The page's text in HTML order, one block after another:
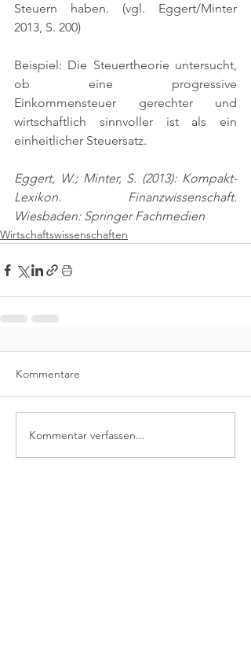
Steuern haben. (vgl. Eggert/Minter
2013, S. 200)
Beispiel: Die Steuertheorie untersucht,
ob eine progressive
Einkommensteuer gerechter und
wirtschaftlich sinnvoller ist als ein
einheitlicher Steuersatz.
Eggert, W.; Minter, S. (2013): Kompakt-
Lexikon. Finanzwissenschaft.
Wiesbaden: Springer Fachmedien
Wirtschaftswissenschaften
Kommentare
Kommentar verfassen...